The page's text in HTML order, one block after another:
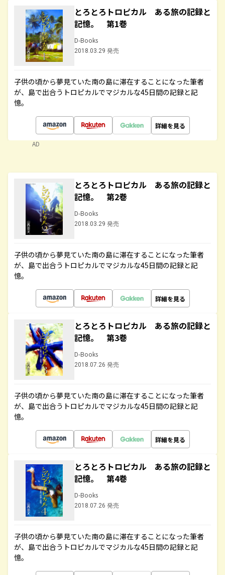
とろとろトロピカル ある旅の記録と
記憶。 第1巻
D-Books
2018.03.29 発売
子供の頃から夢見ていた南の島に滞在することになった筆者
が、島で出合うトロピカルでマジカルな45日間の記録と記
憶。
詳細を見る
AD
とろとろトロピカル ある旅の記録と
記憶。 第2巻
D-Books
2018.03.29 発売
子供の頃から夢見ていた南の島に滞在することになった筆者
が、島で出合うトロピカルでマジカルな45日間の記録と記
憶。
詳細を見る
とろとろトロピカル ある旅の記録と
記憶。 第3巻
D-Books
2018.07.26 発売
子供の頃から夢見ていた南の島に滞在することになった筆者
が、島で出合うトロピカルでマジカルな45日間の記録と記
憶。
詳細を見る
とろとろトロピカル ある旅の記録と
記憶。 第4巻
D-Books
2018.07.26 発売
子供の頃から夢見ていた南の島に滞在することになった筆者
が、島で出合うトロピカルでマジカルな45日間の記録と記
憶。